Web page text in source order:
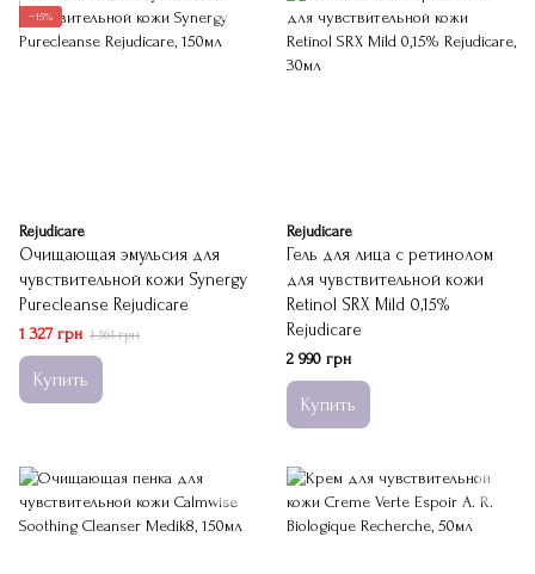
−15%
Rejudicare
Очищающая эмульсия для
чувствительной кожи Synergy
Purecleanse Rejudicare
1 327 грн 1 561 грн
Купить
Rejudicare
Гель для лица с ретинолом
для чувствительной кожи
Retinol SRX Mild 0,15%
Rejudicare
2 990 грн
Купить